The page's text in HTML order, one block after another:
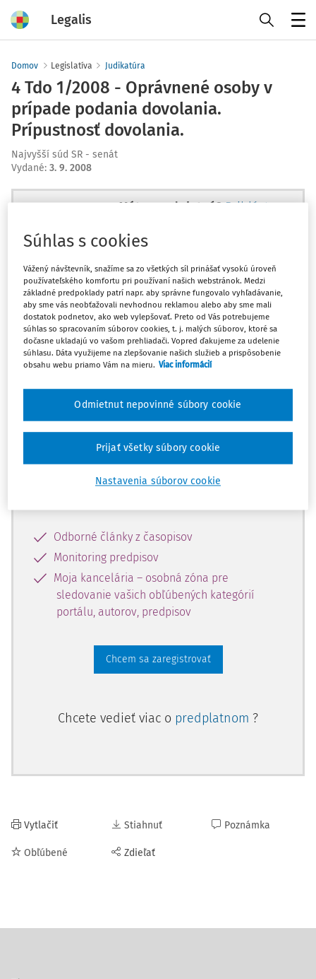
Legalis
Domov Legislatíva Judikatúra
4 Tdo 1/2008 - Oprávnené osoby v
prípade podania dovolania.
Prípustnosť dovolania.
Najvyšší súd SR - senát
Vydané: 3. 9. 2008
Máte predplatné? Prihláste sa
Ups, zatiaľ ste si prečítali len
začiatok...
Celý odborný obsah z tejto oblasti je
dostupný predplatiteľom portálu.
Odomknite si prístup k odbornému
obsahu a získajte prístup na 10 dní
zdarma, stačí sa len zaregistrovať.
Vďaka registrácii získate prístup aj k
Odborné články z časopisov
Monitoring predpisov
Moja kancelária – osobná zóna pre
sledovanie vašich obľúbených kategórií
portálu, autorov, predpisov
Chcem sa zaregistrovať
Chcete vedieť viac o predplatnom ?
Vytlačiť
Obľúbené
Stiahnuť
Zdieľať
Poznámka
Súhlas s cookies
Vážený návštevník, snažíme sa zo všetkých síl prinášať vysokú úroveň
používateľského komfortu pri používaní našich webstránok. Medzi
základné predpoklady patrí napr. aby správne fungovalo vyhľadávanie,
aby sme vás neobťažovali nevhodnou reklamou alebo aby sme mali
dostatok podnetov, ako web vylepšovať. Preto od Vás potrebujeme
súhlas so spracovaním súborov cookies, t. j. malých súborov, ktoré sa
dočasne ukladajú vo vašom prehliadači. Vopred ďakujeme za udelenie
súhlasu. Dáta využijeme na zlepšovanie našich služieb a prispôsobenie
obsahu webu priamo Vám na mieru. Viac informácií
Nastavenia súborov cookie
Odmietnut nepovinné súbory cookie
Prijať všetky súbory cookie